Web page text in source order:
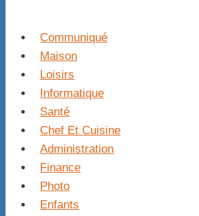
Communiqué
Maison
Loisirs
Informatique
Santé
Chef Et Cuisine
Administration
Finance
Photo
Enfants